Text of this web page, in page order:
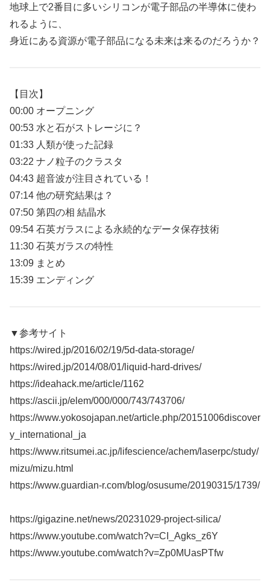
地球上で2番目に多いシリコンが電子部品の半導体に使わ
れるように、
身近にある資源が電子部品になる未来は来るのだろうか？
【目次】
00:00 オープニング
00:53 水と石がストレージに？
01:33 人類が使った記録
03:22 ナノ粒子のクラスタ
04:43 超音波が注目されている！
07:14 他の研究結果は？
07:50 第四の相 結晶水
09:54 石英ガラスによる永続的なデータ保存技術
11:30 石英ガラスの特性
13:09 まとめ
15:39 エンディング
▼参考サイト
https://wired.jp/2016/02/19/5d-data-storage/
https://wired.jp/2014/08/01/liquid-hard-drives/
https://ideahack.me/article/1162
https://ascii.jp/elem/000/000/743/743706/
https://www.yokosojapan.net/article.php/20151006discover
y_international_ja
https://www.ritsumei.ac.jp/lifescience/achem/laserpc/study/
mizu/mizu.html
https://www.guardian-r.com/blog/osusume/20190315/1739/
https://gigazine.net/news/20231029-project-silica/
https://www.youtube.com/watch?v=CI_Agks_z6Y
https://www.youtube.com/watch?v=Zp0MUasPTfw